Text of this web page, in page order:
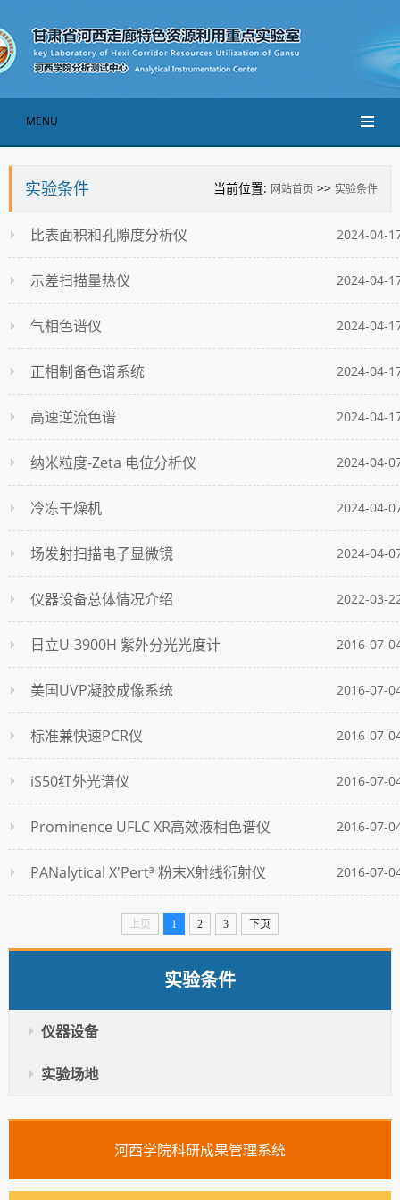
MENU
实验条件 当前位置: 网站首页 >> 实验条件
2024-04-
比表面积和孔隙度分析仪
2024-04-
示差扫描量热仪
2024-04-
气相色谱仪
2024-04-
正相制备色谱系统
2024-04-
高速逆流色谱
2024-04-
纳米粒度-Zeta 电位分析仪
2024-04-
冷冻干燥机
2024-04-
场发射扫描电子显微镜
2022-03-
仪器设备总体情况介绍
2016-07-
日立U-3900H 紫外分光光度计
2016-07-
美国UVP凝胶成像系统
2016-07-
标准兼快速PCR仪
2016-07-
iS50红外光谱仪
2016-07-
Prominence UFLC XR高效液相色谱仪
2016-07-
PANalytical X'Pert³ 粉末X射线衍射仪
上页 1 2 3 下页
实验条件
仪器设备
实验场地
河西学院科研成果管理系统